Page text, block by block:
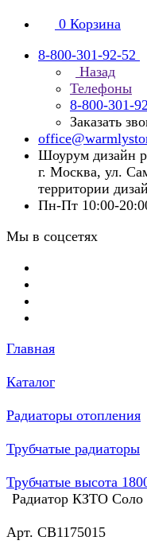
0 Корзина
8-800-301-92-52
Назад
Телефоны
8-800-301-
Заказать
Шоурум дизайн
г. Москва, ул.
территории
Пн-Пт 10:00-
Мы в соцсетях
Главная
Каталог
Радиаторы отопления
Трубчатые радиаторы
Трубчатые высота
Радиатор КЗТО
Арт. СВ1175015